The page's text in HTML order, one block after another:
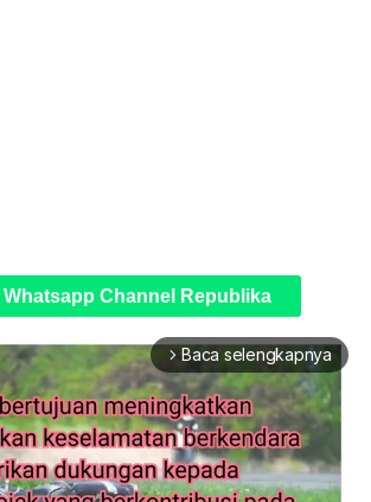
Whatsapp Channel Republika
arrow_forward_ios Baca selengkapnya